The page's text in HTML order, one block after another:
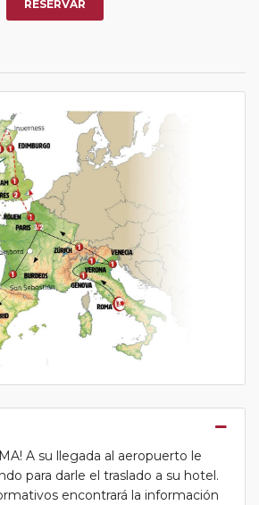
RESERVAR
A su llegada al aeropuerto le
para darle el traslado a su hotel.
encontrará la información